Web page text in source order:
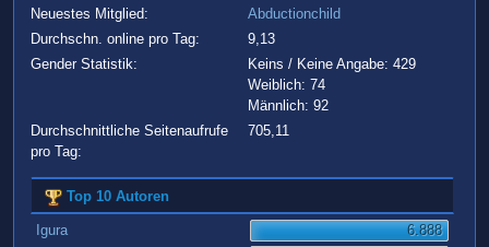
Neuestes Mitglied:
Abductionchild
Durchschn. online pro Tag:
9,13
Gender Statistik:
Keins / Keine Angabe: 429
Weiblich: 74
Männlich: 92
Durchschnittliche Seitenaufrufe
pro Tag:
705,11
Top 10 Autoren
Igura
6.888